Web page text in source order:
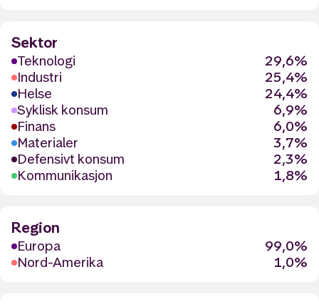
Sektor
Teknologi
29,6%
Industri
25,4%
Helse
24,4%
Syklisk konsum
6,9%
Finans
6,0%
Materialer
3,7%
Defensivt konsum
2,3%
Kommunikasjon
1,8%
Region
Europa
99,0%
Nord-Amerika
1,0%